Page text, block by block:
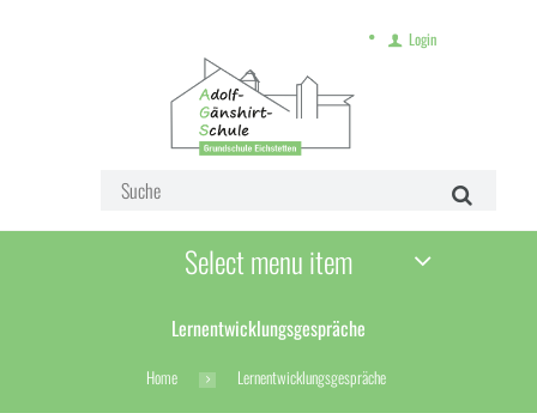
Login
Select menu item
Lernentwicklungsgespräche
Home Lernentwicklungsgespräche